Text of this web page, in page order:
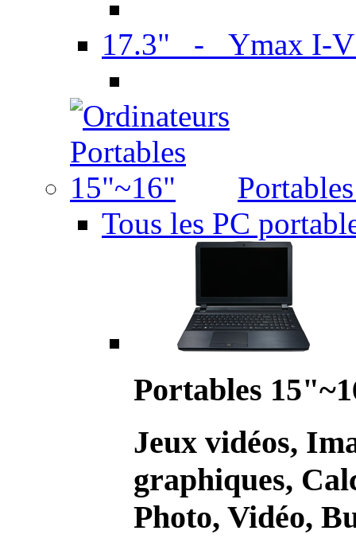
17.3" - Ymax I-
Tous les PC
Portables
Jeux vidéos,
graphiques,
Photo, Vidéo,